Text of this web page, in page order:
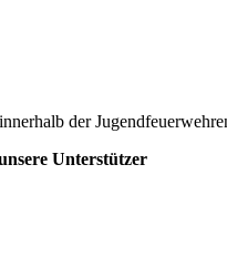
der
Unterstützer